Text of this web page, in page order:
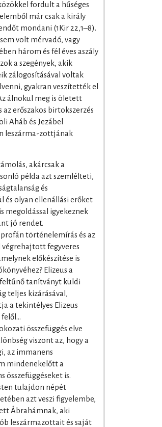
fordult a hűséges
már csak a király
mondani (1Kir 22,1–8).
volt mérvadó, vagy
három és fél éves aszály
a szegények, akik
zálogosításával voltak
gyakran veszítették el
álnokul meg is öletett
erőszakos birtokszerzés
Aháb és Jezábel
leszárma-zottjának
akárcsak a
példa azt szemlélteti,
és
és olyan ellenállási erőket
megoldással igyekeznek
jó rendet.
történelemírás és az
fegyveres
előkészítése is
Elizeus a
feltűnő tanítványt küldi
teljes kizárásával,
a tekintélyes Elizeus
felől…
összefüggés elve
viszont az, hogy a
az immanens
mindenekelőtt a
összefüggéseket is.
tulajdon népét
azt veszi figyelembe,
Ábrahámnak, aki
leszármazottait és saját